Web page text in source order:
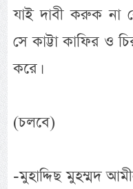
যাই দাবী করুক
সে কাট্টা কাফির ও
করে।
(চলবে)
-মুহাদ্দিছ মুহম্মদ